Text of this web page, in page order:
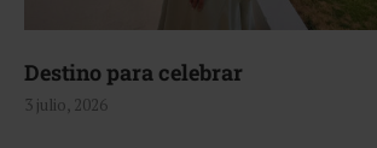
Destino para celebrar
3 julio, 2026